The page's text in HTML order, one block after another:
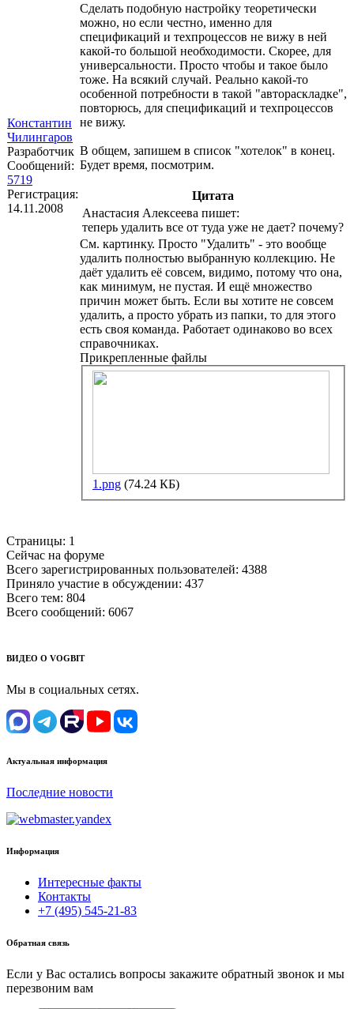
Константин
Чилингаров
Разработчик
Сообщений:
5719
Регистрация:
14.11.2008
Сделать подобную настройку теоретически
можно, но если честно, именно для
спецификаций и техпроцессов не вижу в ней
какой-то большой необходимости. Скорее, для
универсальности. Просто чтобы и такое было
тоже. На всякий случай. Реально какой-то
особенной потребности в такой "автораскладке",
повторюсь, для спецификаций и техпроцессов
не вижу.
В общем, запишем в список "хотелок" в конец.
Будет время, посмотрим.
Цитата
Анастасия Алексеева пишет:
теперь удалить все от туда уже не дает? почему?
См. картинку. Просто "Удалить" - это вообще
удалить полностью выбранную коллекцию. Не
даёт удалить её совсем, видимо, потому что она,
как минимум, не пустая. И ещё множество
причин может быть. Если вы хотите не совсем
удалить, а просто убрать из папки, то для этого
есть своя команда. Работает одинаково во всех
справочниках.
Прикрепленные файлы
1.png (74.24 КБ)
Страницы: 1
Сейчас на форуме
Всего зарегистрированных пользователей: 4388
Приняло участие в обсуждении: 437
Всего тем: 804
Всего сообщений: 6067
ВИДЕО О VOGBIT
Мы в социальных сетях.
Актуальная информация
Последние новости
Информация
Интересные факты
Контакты
+7 (495) 545-21-83
Обратная связь
Если у Вас остались вопросы закажите обратный звонок и мы
перезвоним вам